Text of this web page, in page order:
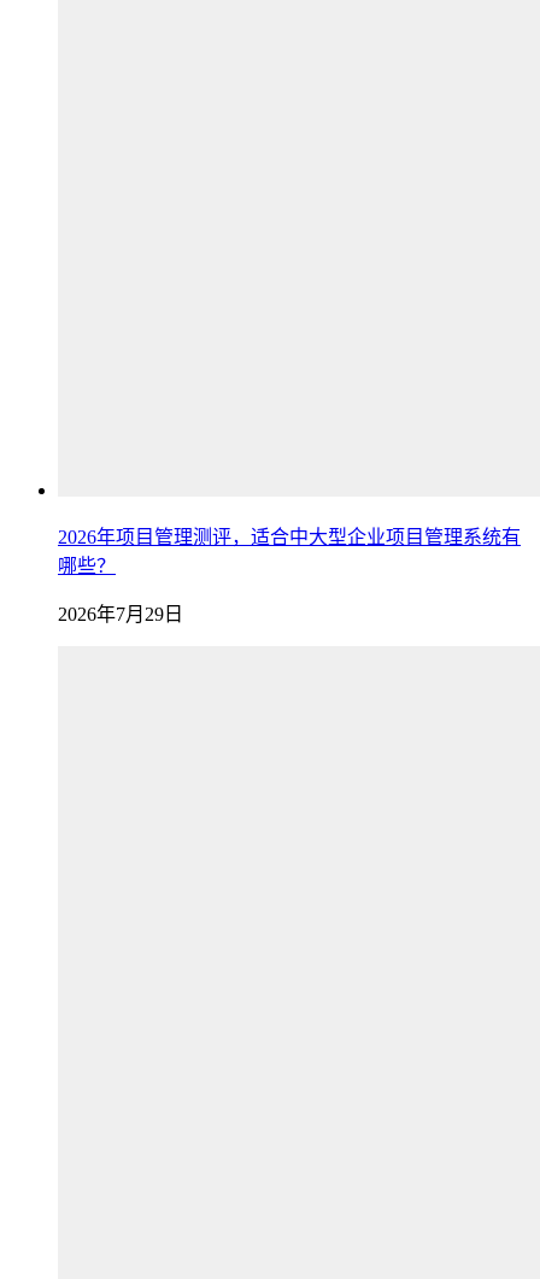
2026年项目管理测评，适合中大型企业项目管理系统有
哪些？
2026年7月29日